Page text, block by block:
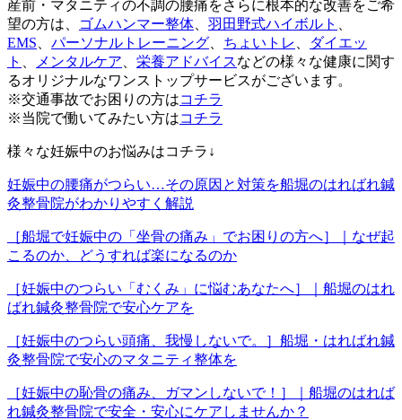
産前・マタニティの不調の腰痛をさらに根本的な改善をご希
望の方は、
ゴムハンマー整体 羽田野式ハイボルト
EMS
パーソナルトレーニング ちょいトレ
ダイエッ
ト
メンタルケア 栄養アドバイスなどの様々な健康に関す
るオリジナルなワンストップサービスがございます。
※交通事故でお困りの方はコチラ
※当院で働いてみたい方はコチラ
様々な妊娠中のお悩みはコチラ↓
妊娠中の腰痛がつらい…その原因と対策を船堀のはればれ鍼
灸整骨院がわかりやすく解説
［船堀で妊娠中の「坐骨の痛み」でお困りの方へ］｜なぜ起
こるのか、どうすれば楽になるのか
［妊娠中のつらい「むくみ」に悩むあなたへ］｜船堀のはれ
ばれ鍼灸整骨院で安心ケアを
［妊娠中のつらい頭痛、我慢しないで。］船堀・はればれ鍼
灸整骨院で安心のマタニティ整体を
［妊娠中の恥骨の痛み、ガマンしないで！］｜船堀のはれば
れ鍼灸整骨院で安全・安心にケアしませんか？